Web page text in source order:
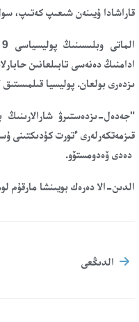
قاراشادا ۇيىنەن شىعىپ كەتىپ،
ادامنىڭ دەنەسى تابىلعانىن
ىزدەرى بولعان. پوليسيا
قىزمەتكەرلەرى ءتورت كۇدىكتىنى
دەدى ۆەدومستۆو.
الدىن-الا دەرەك بويىنشا مارقۇم
الدىڭعى